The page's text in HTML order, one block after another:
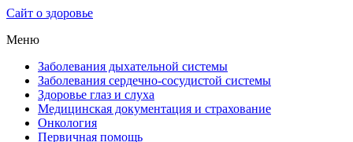
Сайт о здоровье
Меню
Заболевания дыхательной системы
Заболевания сердечно-сосудистой системы
Здоровье глаз и слуха
Медицинская документация и страхование
Онкология
Первичная помощь